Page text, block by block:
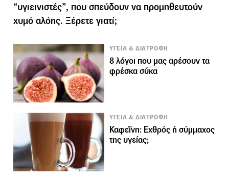
“υγιεινιστές”, που σπεύδουν να προμηθευτούν
χυμό αλόης. Ξέρετε γιατί;
ΥΓΕΙΑ & ΔΙΑΤΡΟΦΗ
8 λόγοι που μας αρέσουν τα
φρέσκα σύκα
ΥΓΕΙΑ & ΔΙΑΤΡΟΦΗ
Καφεΐνη: Εχθρός ή σύμμαχος
της υγείας;